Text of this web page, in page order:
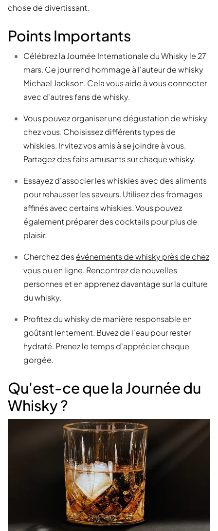
chose de divertissant.
Points Importants
Célébrez la Journée Internationale du Whisky le 27
mars. Ce jour rend hommage à l'auteur de whisky
Michael Jackson. Cela vous aide à vous connecter
avec d'autres fans de whisky.
Vous pouvez organiser une dégustation de whisky
chez vous. Choisissez différents types de
whiskies. Invitez vos amis à se joindre à vous.
Partagez des faits amusants sur chaque whisky.
Essayez d'associer les whiskies avec des aliments
pour rehausser les saveurs. Utilisez des fromages
affinés avec certains whiskies. Vous pouvez
également préparer des cocktails pour plus de
plaisir.
Cherchez desévénements de whisky près de chez
vousou en ligne. Rencontrez de nouvelles
personnes et en apprenez davantage sur la culture
du whisky.
Profitez du whisky de manière responsable en
goûtant lentement. Buvez de l'eau pour rester
hydraté. Prenez le temps d'apprécier chaque
gorgée.
Qu'est-ce que la Journée du
Whisky ?